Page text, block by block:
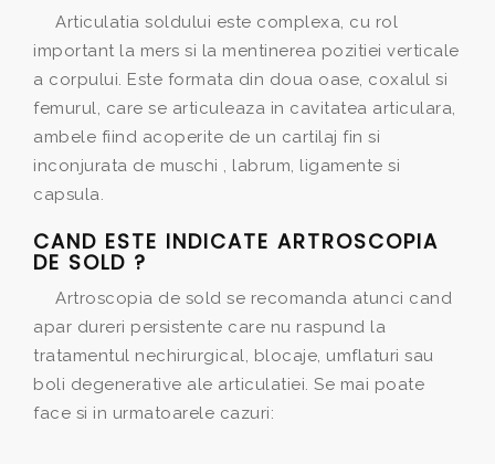
Articulatia soldului este complexa, cu rol
important la mers si la mentinerea pozitiei verticale
a corpului. Este formata din doua oase, coxalul si
femurul, care se articuleaza in cavitatea articulara,
ambele fiind acoperite de un cartilaj fin si
inconjurata de muschi , labrum, ligamente si
capsula.
CAND ESTE INDICATE ARTROSCOPIA
DE SOLD ?
Artroscopia de sold se recomanda atunci cand
apar dureri persistente care nu raspund la
tratamentul nechirurgical, blocaje, umflaturi sau
boli degenerative ale articulatiei. Se mai poate
face si in urmatoarele cazuri: